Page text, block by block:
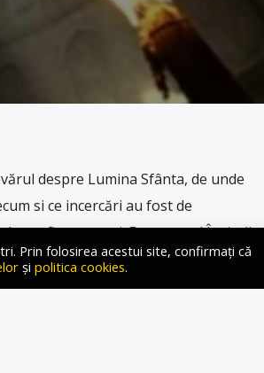
despre Lumina Sfânta, de unde
si ce incercări au fost de
confirmare a ei: Fenomenul Învierii
chiar dacă doar câțiva […]
Prin folosirea acestui site, confirmați că
și politica cookies.